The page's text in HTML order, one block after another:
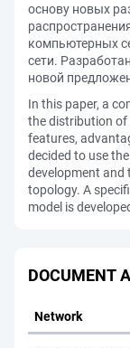
основу новых
компьютерных
сети.
новой
In this paper, a
the distribution of
features,
decided to use
development and
topology. A
model is
DOCUMENT
Network